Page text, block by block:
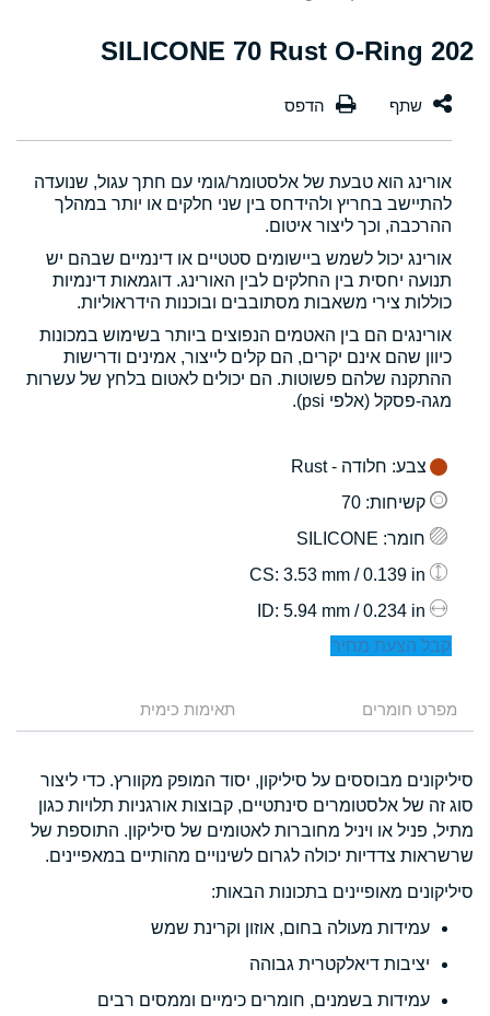
202 SILICONE 70 Rust O-Ring
אורינג הוא טבעת של אלסטומר/גומי עם חתך עגול, שנועדה
להתיישב בחריץ ולהידחס בין שני חלקים או יותר במהלך
ההרכבה, וכך ליצור איטום.
אורינג יכול לשמש ביישומים סטטיים או דינמיים שבהם יש
תנועה יחסית בין החלקים לבין האורינג. דוגמאות דינמיות
כוללות צירי משאבות מסתובבים ובוכנות הידראוליות.
אורינגים הם בין האטמים הנפוצים ביותר בשימוש במכונות
כיוון שהם אינם יקרים, הם קלים לייצור, אמינים ודרישות
ההתקנה שלהם פשוטות. הם יכולים לאטום בלחץ של עשרות
מגה-פסקל (אלפי psi).
צבע: חלודה - Rust
קשיחות: 70
חומר: SILICONE
: 3.53 mm / 0.139 in
: 5.94 mm / 0.234 in
קבל הצעת מחיר
מפרט חומרים תאימות כימית
סיליקונים מבוססים על סיליקון, יסוד המופק מקוורץ. כדי ליצור
סוג זה של אלסטומרים סינתטיים, קבוצות אורגניות תלויות כגון
מתיל, פניל או ויניל מחוברות לאטומים של סיליקון. התוספת של
שרשראות צדדיות יכולה לגרום לשינויים מהותיים במאפיינים.
סיליקונים מאופיינים בתכונות הבאות:
עמידות מעולה בחום, אוזון וקרינת שמש
יציבות דיאלקטרית גבוהה
עמידות בשמנים, חומרים כימיים וממסים רבים